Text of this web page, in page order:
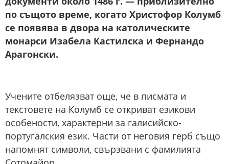
по същото време, когато Христофор Колумб
се появява в двора на католическите
монарси Изабела Кастилска и Фернандо
Арагонски.
Учените отбелязват още, че в писмата и
текстовете на Колумб се откриват езикови
особености, характерни за галисийско-
португалския език. Части от неговия герб също
напомнят символи, свързвани с фамилията